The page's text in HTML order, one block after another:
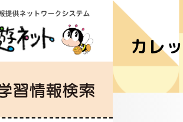
学習講座
講師・指
ボランテ
カレ